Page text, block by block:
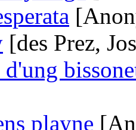
[des Prez,
playne